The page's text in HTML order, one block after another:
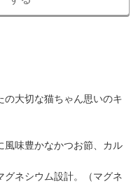
大切な猫ちゃん思いのキ
風味豊かなかつお節、カル
ネシウム設計。（マグネ